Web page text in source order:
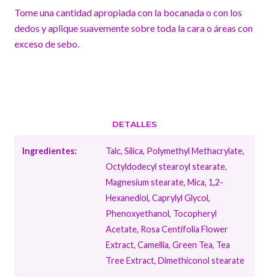
Tome una cantidad apropiada con la bocanada o con los
dedos y aplique suavemente sobre toda la cara o áreas con
exceso de sebo.
DETALLES
Ingredientes:
Talc, Silica, Polymethyl Methacrylate,
Octyldodecyl stearoyl stearate,
Magnesium stearate, Mica, 1,2-
Hexanediol, Caprylyl Glycol,
Phenoxyethanol, Tocopheryl
Acetate, Rosa Centifolia Flower
Extract, Camellia, Green Tea, Tea
Tree Extract, Dimethiconol stearate